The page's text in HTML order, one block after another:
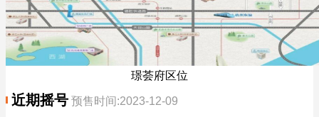
璟荟府区位
近期摇号 预售时间:2023-12-09